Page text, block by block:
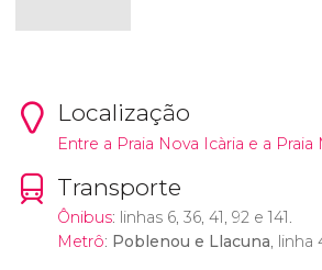
Localização
Entre a Praia Nova Icària e a Praia
Transporte
Ônibus: linhas 6, 36, 41, 92 e 141.
Metrô: Poblenou e Llacuna, linha